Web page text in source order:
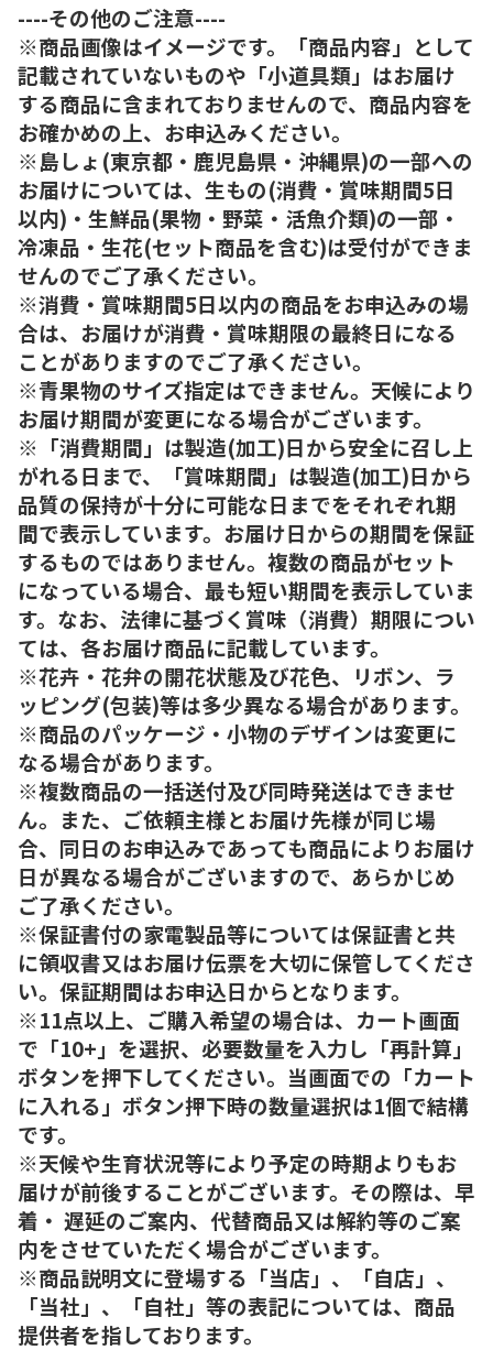
----その他のご注意----
※商品画像はイメージです。「商品内容」として
記載されていないものや「小道具類」はお届け
する商品に含まれておりませんので、商品内容を
お確かめの上、お申込みください。
※島しょ(東京都・鹿児島県・沖縄県)の一部への
お届けについては、生もの(消費・賞味期間5日
以内)・生鮮品(果物・野菜・活魚介類)の一部・
冷凍品・生花(セット商品を含む)は受付ができま
せんのでご了承ください。
※消費・賞味期間5日以内の商品をお申込みの場
合は、お届けが消費・賞味期限の最終日になる
ことがありますのでご了承ください。
※青果物のサイズ指定はできません。天候により
お届け期間が変更になる場合がございます。
※「消費期間」は製造(加工)日から安全に召し上
がれる日まで、「賞味期間」は製造(加工)日から
品質の保持が十分に可能な日までをそれぞれ期
間で表示しています。お届け日からの期間を保証
するものではありません。複数の商品がセット
になっている場合、最も短い期間を表示していま
す。なお、法律に基づく賞味（消費）期限につい
ては、各お届け商品に記載しています。
※花卉・花弁の開花状態及び花色、リボン、ラ
ッピング(包装)等は多少異なる場合があります。
※商品のパッケージ・小物のデザインは変更に
なる場合があります。
※複数商品の一括送付及び同時発送はできませ
ん。また、ご依頼主様とお届け先様が同じ場
合、同日のお申込みであっても商品によりお届け
日が異なる場合がございますので、あらかじめ
ご了承ください。
※保証書付の家電製品等については保証書と共
に領収書又はお届け伝票を大切に保管してくださ
い。保証期間はお申込日からとなります。
※11点以上、ご購入希望の場合は、カート画面
で「10+」を選択、必要数量を入力し「再計算」
ボタンを押下してください。当画面での「カート
に入れる」ボタン押下時の数量選択は1個で結構
です。
※天候や生育状況等により予定の時期よりもお
届けが前後することがございます。その際は、早
着・ 遅延のご案内、代替商品又は解約等のご案
内をさせていただく場合がございます。
※商品説明文に登場する「当店」、「自店」、
「当社」、「自社」等の表記については、商品
提供者を指しております。